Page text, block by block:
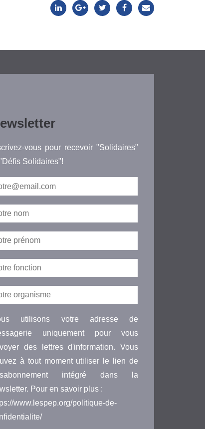
vous pour recevoir "Solidaires"
Solidaires"!
utilisons votre adresse de
uniquement pour vous
des lettres d'information. Vous
à tout moment utiliser le lien de
intégré dans la
Pour en savoir plus :
www.lespep.org/politique-de-